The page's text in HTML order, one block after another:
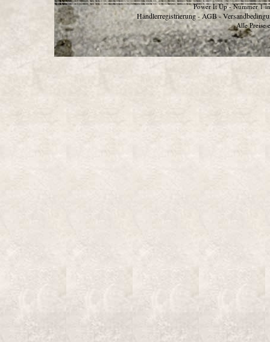
Power It Up - Nummer 1
Händlerregistrierung - AGB -
Alle Preise